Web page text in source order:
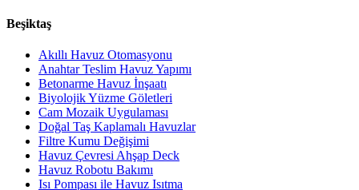
Beşiktaş
Akıllı Havuz Otomasyonu
Anahtar Teslim Havuz Yapımı
Betonarme Havuz İnşaatı
Biyolojik Yüzme Göletleri
Cam Mozaik Uygulaması
Doğal Taş Kaplamalı Havuzlar
Filtre Kumu Değişimi
Havuz Çevresi Ahşap Deck
Havuz Robotu Bakımı
Isı Pompası ile Havuz Isıtma